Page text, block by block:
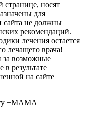
носят
для
сайта не должны
рекомендаций.
лечения остается
лечащего врача!
за возможные
результате
на сайте
+МАМА